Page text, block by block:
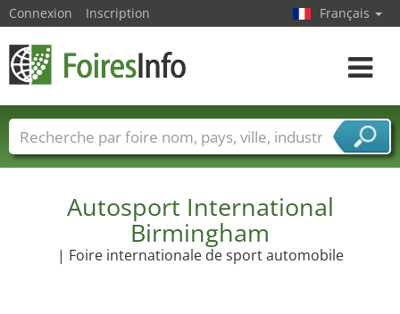
Autosport International
Birmingham
| Foire internationale de sport automobile
Connexion Inscription Français
Toggle
Foire noms Pays Villes
Secteurs de foire